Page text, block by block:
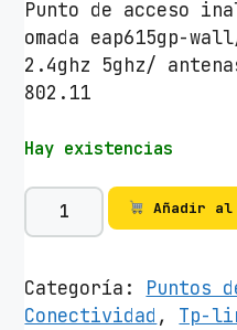
Punto de acceso
omada eap615gp-
2.4ghz 5ghz/
802.11
Hay existencias
P
u
t
o
Añadir
Categoría: Puntos
Conectividad , Tp-